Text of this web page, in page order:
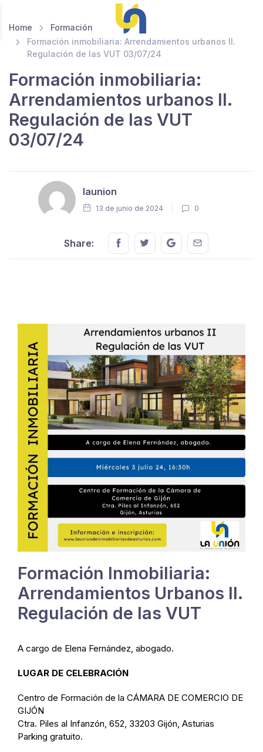
Home
Formación
Formación inmobiliaria: Arrendamientos urbanos II.
Regulación de las VUT 03/07/24
Formación inmobiliaria:
Arrendamientos urbanos II.
Regulación de las VUT
03/07/24
launion
13 de junio de 2024 0
Share: Share this on FaceBook
Share this on Twitter
Share this on GMail
Share this on
Formación Inmobiliaria:
Arrendamientos Urbanos II.
Regulación de las VUT
A cargo de Elena Fernández, abogado.
LUGAR DE CELEBRACIÓN
Centro de Formación de la CÁMARA DE COMERCIO DE
GIJÓN
Ctra. Piles al Infanzón, 652, 33203 Gijón, Asturias
Parking gratuito.